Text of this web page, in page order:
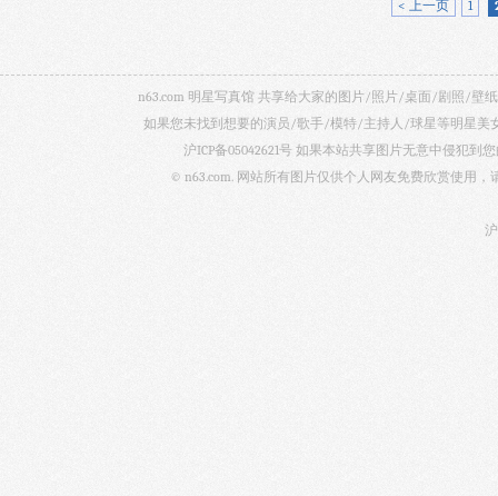
< 上一页 1
n63.com 明星写真馆 共享给大家的图片/照片/桌面/剧照/壁
如果您未找到想要的演员/歌手/模特/主持人/球星等明星美
沪ICP备05042621号 如果本站共享图片无意中侵犯到
© n63.com. 网站所有图片仅供个人网友免费欣赏使用